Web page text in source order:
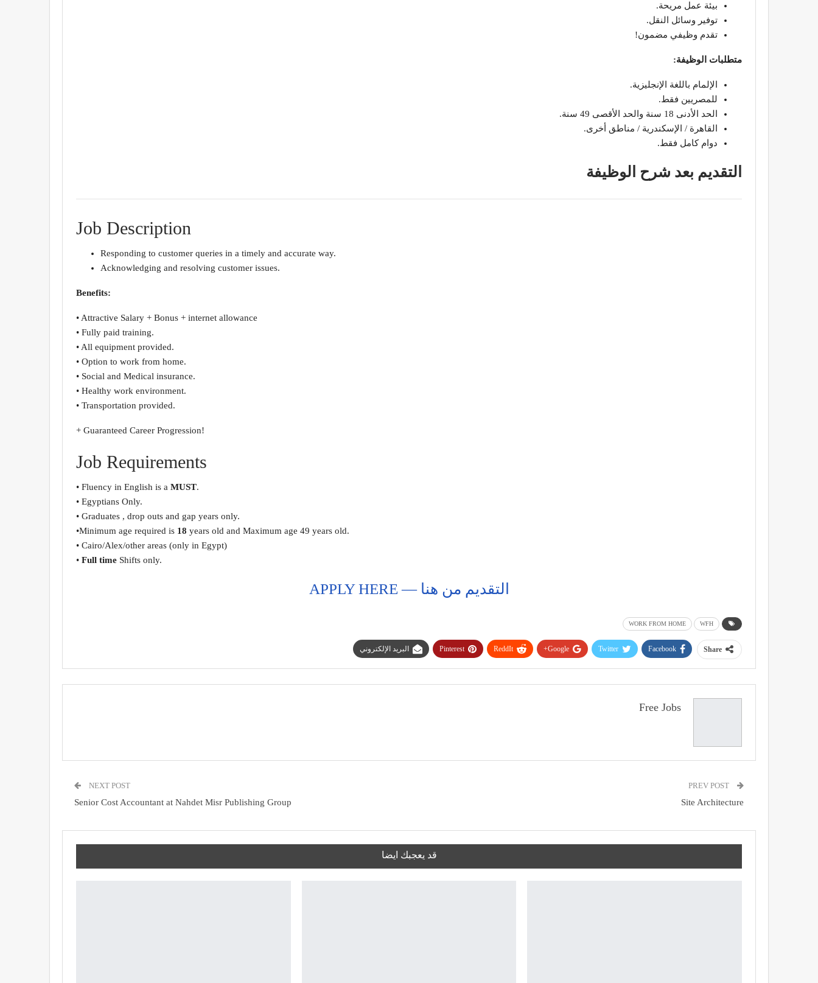
بيئة عمل مريحة.
توفير وسائل النقل.
تقدم وظيفي مضمون!
متطلبات الوظيفة:
الإلمام باللغة الإنجليزية.
للمصريين فقط.
الحد الأدنى 18 سنة والحد الأقصى 49 سنة.
القاهرة / الإسكندرية / مناطق أخرى.
دوام كامل فقط.
التقديم بعد شرح الوظيفة
Job Description
Responding to customer queries in a timely and accurate way.
Acknowledging and resolving customer issues.
Benefits:
• Attractive Salary + Bonus + internet allowance
• Fully paid training.
• All equipment provided.
• Option to work from home.
• Social and Medical insurance.
• Healthy work environment.
• Transportation provided.
+ Guaranteed Career Progression!
Job Requirements
• Fluency in English is a MUST.
• Egyptians Only.
• Graduates , drop outs and gap years only.
•Minimum age required is 18 years old and Maximum age 49 years old.
• Cairo/Alex/other areas (only in Egypt)
• Full time Shifts only.
APPLY HERE — التقديم من هنا
WFH
WORK FROM HOME
Share
Facebook
Twitter
Google+
ReddIt
Pinterest البريد الإلكتروني
Free Jobs
Site Architecture
NEXT POST
Senior Cost Accountant at Nahdet Misr Publishing Group
قد يعجبك ايضا